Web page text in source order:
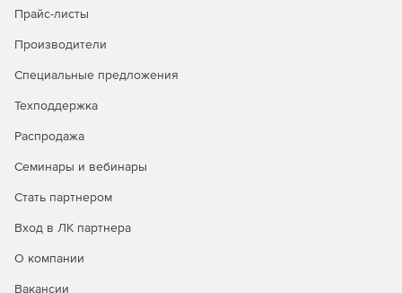
для проектирования и анализа теплового состояния
использован для расчета механических напряжений в
различных устройствах. Это и строительные
отдельные узлы механических систем.
Прайс-листы
Производители
Специальные предложения
Техподдержка
Распродажа
Семинары и вебинары
Стать партнером
Вход в ЛК партнера
О компании
Вакансии